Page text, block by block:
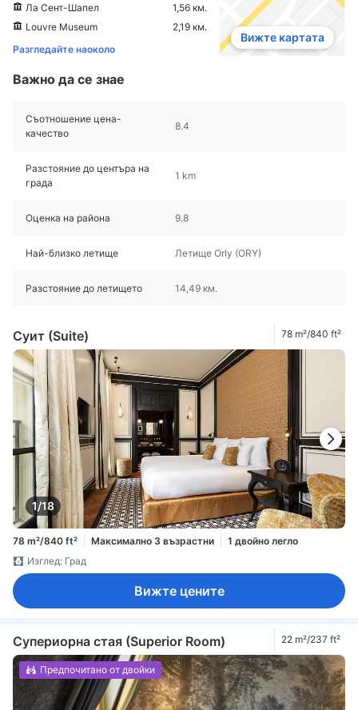
Ла Сент-Шапел
1,56 км.
Louvre Museum
2,19 км.
Разгледайте наоколо
Вижте картата
Важно да се знае
Съотношение цена-
качество
8.4
Разстояние до центъра на
града
1 km
Оценка на района 9.8
Най-близко летище Летище Orly (ORY)
Разстояние до летището 14,49 км.
Суит (Suite) 78 m²/840 ft²
1/18
78 m²/840 ft² Максимално 3 възрастни
1 двойно легло
Изглед: Град
Вижте цените
Супериорна стая (Superior Room) 22 m²/237 ft²
Предпочитано от двойки